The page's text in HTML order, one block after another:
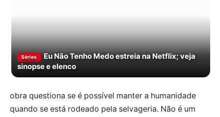
Séries
Eu Não Tenho Medo estreia na Netflix; veja
sinopse e elenco
obra questiona se é possível manter a humanidade
quando se está rodeado pela selvageria. Não é um